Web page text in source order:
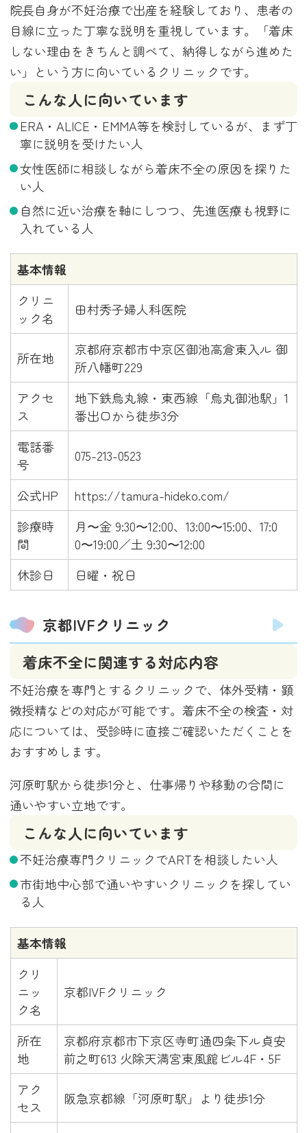
院長自身が不妊治療で出産を経験しており、患者の
目線に立った丁寧な説明を重視しています。「着床
しない理由をきちんと調べて、納得しながら進めた
い」という方に向いているクリニックです。
こんな人に向いています
ERA・ALICE・EMMA等を検討しているが、まず丁
寧に説明を受けたい人
女性医師に相談しながら着床不全の原因を探りた
い人
自然に近い治療を軸にしつつ、先進医療も視野に
入れている人
基本情報
クリニ
ック名
田村秀子婦人科医院
所在地
京都府京都市中京区御池高倉東入ル 御
所八幡町229
アクセ
ス
地下鉄烏丸線・東西線「烏丸御池駅」1
番出口から徒歩3分
電話番
号
075-213-0523
公式HP
https://tamura-hideko.com/
診療時
間
月〜金 9:30〜12:00、13:00〜15:00、17:0
0〜19:00／土 9:30〜12:00
休診日
日曜・祝日
京都IVFクリニック
着床不全に関連する対応内容
不妊治療を専門とするクリニックで、体外受精・顕
微授精などの対応が可能です。着床不全の検査・対
応については、受診時に直接ご確認いただくことを
おすすめします。
河原町駅から徒歩1分と、仕事帰りや移動の合間に
通いやすい立地です。
こんな人に向いています
不妊治療専門クリニックでARTを相談したい人
市街地中心部で通いやすいクリニックを探してい
る人
基本情報
クリ
ニッ
ク名
京都IVFクリニック
所在
地
京都府京都市下京区寺町通四条下ル貞安
前之町613 火除天満宮東風館ビル4F・5F
アク
セス
阪急京都線「河原町駅」より徒歩1分